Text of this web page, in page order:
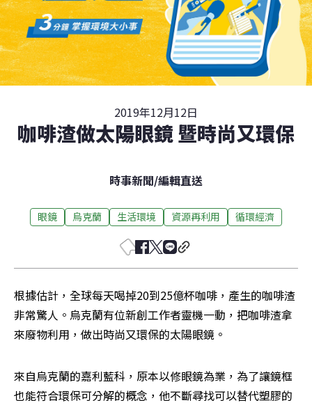
2019年12月12日
咖啡渣做太陽眼鏡 暨時尚又環保
時事新聞/編輯直送
眼鏡 烏克蘭 生活環境 資源再利用 循環經濟
根據估計，全球每天喝掉20到25億杯咖啡，產生的咖啡渣
非常驚人。烏克蘭有位新創工作者靈機一動，把咖啡渣拿
來廢物利用，做出時尚又環保的太陽眼鏡。
來自烏克蘭的嘉利藍科，原本以修眼鏡為業，為了讓鏡框
也能符合環保可分解的概念，他不斷尋找可以替代塑膠的